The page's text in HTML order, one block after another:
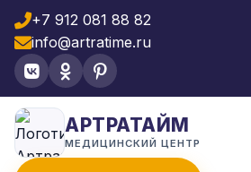
+7 912 081 88 82
info@artratime.ru
АРТРАТАЙМ
МЕДИЦИНСКИЙ ЦЕНТР